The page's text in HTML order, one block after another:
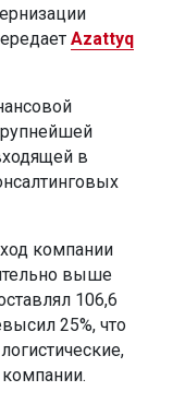
Azattyq
в
компании
выше
106,6
25%, что